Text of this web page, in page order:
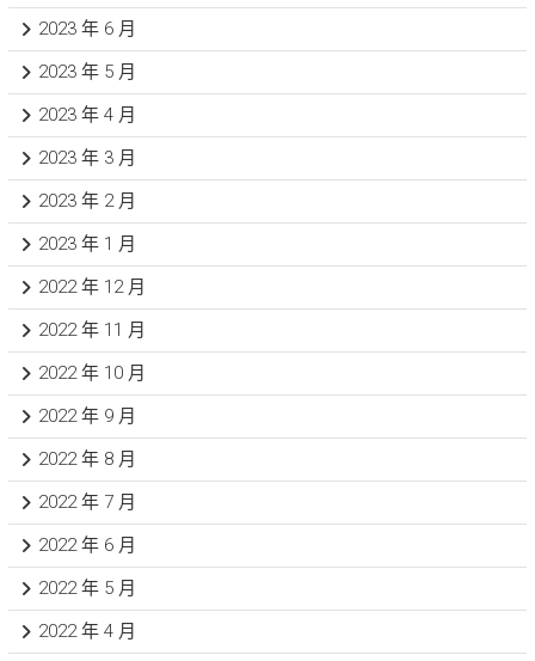
2023 年 6 月
2023 年 5 月
2023 年 4 月
2023 年 3 月
2023 年 2 月
2023 年 1 月
2022 年 12 月
2022 年 11 月
2022 年 10 月
2022 年 9 月
2022 年 8 月
2022 年 7 月
2022 年 6 月
2022 年 5 月
2022 年 4 月